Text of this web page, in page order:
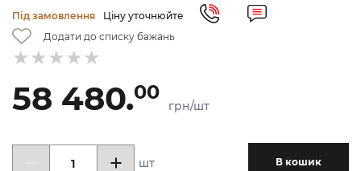
Під замовлення
Ціну уточнюйте
Додати до списку бажань
58 480.00
грн/шт
шт В кошик